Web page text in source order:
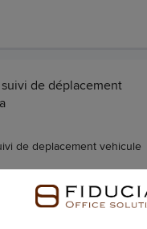
de déplacement
de deplacement vehicule